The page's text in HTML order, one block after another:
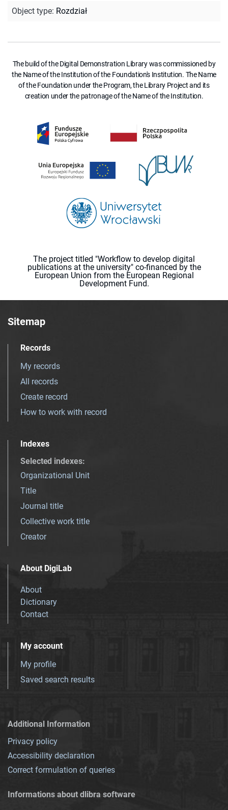
Object type: Rozdział
The build of the Digital Demonstration Library was commissioned by
the Name of the Institution of the Foundation's Institution. The Name
of the Foundation under the Program, the Library Project and its
creation under the patronage of the Name of the Institution.
The project titled "Workflow to develop digital
publications at the university" co-financed by the
European Union from the European Regional
Development Fund.
Sitemap
Records
My records
All records
Create record
How to work with record
Indexes
Selected indexes:
Organizational Unit
Title
Journal title
Collective work title
Creator
About DigiLab
About
Dictionary
Contact
My account
My profile
Saved search results
Additional Information
Privacy policy
Accessibility declaration
Correct formulation of queries
Informations about dlibra software